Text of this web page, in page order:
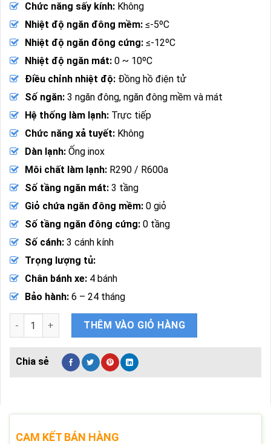
Chức năng sấy kính: Không
Nhiệt độ ngăn đông mềm: ≤-5ºC
Nhiệt độ ngăn đông cứng: ≤-12ºC
Nhiệt độ ngăn mát: 0 ~ 10ºC
Điều chỉnh nhiệt độ: Đồng hồ điện tử
Số ngăn: 3 ngăn đông, ngăn đông mềm và mát
Hệ thống làm lạnh: Trực tiếp
Chức năng xả tuyết: Không
Dàn lạnh: Ống inox
Môi chất làm lạnh: R290 / R600a
Số tầng ngăn mát: 3 tầng
Giỏ chứa ngăn đông mềm: 0 giỏ
Số tầng ngăn đông cứng: 0 tầng
Số cánh: 3 cánh kính
Trọng lượng tủ:
Chân bánh xe: 4 bánh
Bảo hành: 6 – 24 tháng
Tủ 3 Chế Độ Geenimmi LCD-2000S Mát, Đông Mềm, Đông
THÊM VÀO GIỎ HÀNG
CAM KẾT BÁN HÀNG